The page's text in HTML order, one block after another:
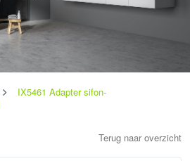
IX5461 Adapter sifon-
Terug naar overzicht